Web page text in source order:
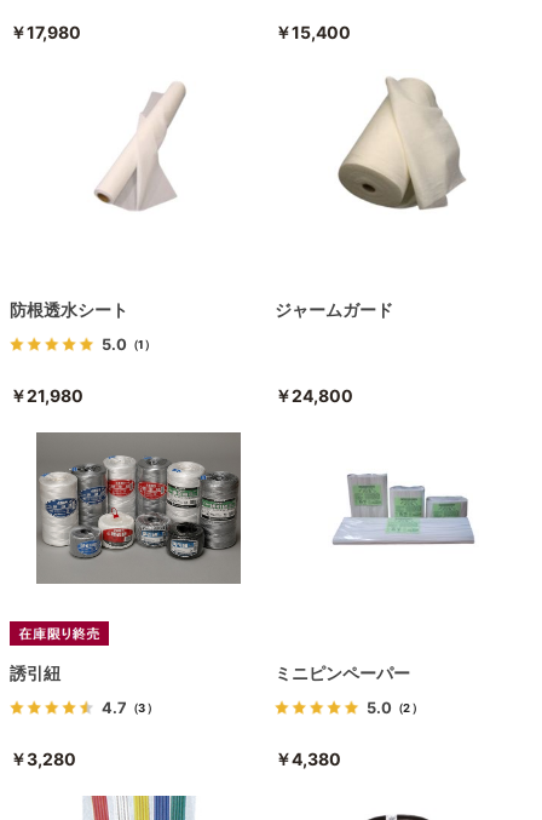
￥17,980 ￥15,400
防根透水シート
5.0 （1）
￥21,980
ジャームガード
￥24,800
誘引紐
4.7 （3）
￥3,280
ミニピンペーパー
5.0 （2）
￥4,380